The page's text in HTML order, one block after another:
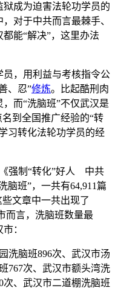
成为迫害法轮功学员的
对于中共而言最棘手、
能“解决”，这里办法
，用利益与考核指令公
、忍”修炼。比起酷刑肉
而“洗脑班”不仅武汉是
到全国推广经验的“转
习转化法轮功学员的经
强制“转化”好人 中共
脑班”，一共有64,911篇
文章中一共出现了
而言，洗脑班数量最
：
洗脑班896次、武汉市汤
767次、武汉市额头湾洗
次、武汉市二道棚洗脑班